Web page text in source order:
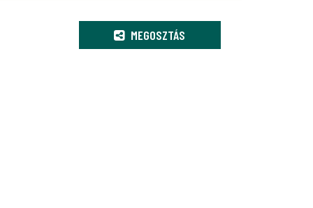
MEGOSZTÁS